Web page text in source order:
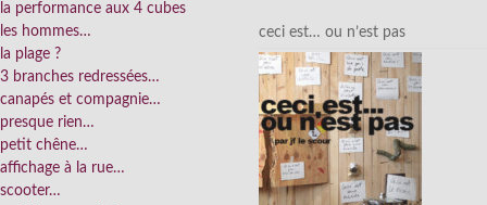
la performance aux 4 cubes
les hommes…
la plage ?
3 branches redressées…
canapés et compagnie…
presque rien…
petit chêne…
affichage à la rue…
scooter…
ceci est… ou n’est pas